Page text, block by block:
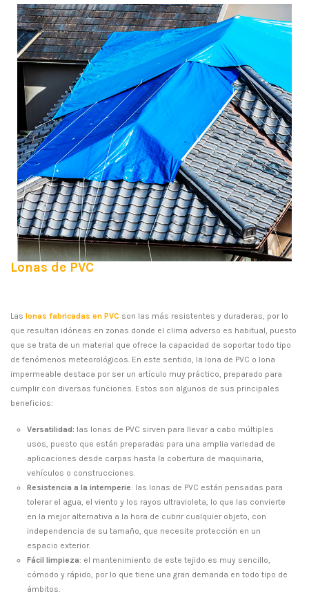
Lonas de PVC
Las lonas fabricadas en PVC son las más resistentes y duraderas, por lo
que resultan idóneas en zonas donde el clima adverso es habitual, puesto
que se trata de un material que ofrece la capacidad de soportar todo tipo
de fenómenos meteorológicos. En este sentido, la lona de PVC o lona
impermeable destaca por ser un artículo muy práctico, preparado para
cumplir con diversas funciones. Estos son algunos de sus principales
beneficios:
Versatilidad: las lonas de PVC sirven para llevar a cabo múltiples
usos, puesto que están preparadas para una amplia variedad de
aplicaciones desde carpas hasta la cobertura de maquinaria,
vehículos o construcciones.
Resistencia a la intemperie: las lonas de PVC están pensadas para
tolerar el agua, el viento y los rayos ultravioleta, lo que las convierte
en la mejor alternativa a la hora de cubrir cualquier objeto, con
independencia de su tamaño, que necesite protección en un
espacio exterior.
Fácil limpieza: el mantenimiento de este tejido es muy sencillo,
cómodo y rápido, por lo que tiene una gran demanda en todo tipo de
ámbitos.